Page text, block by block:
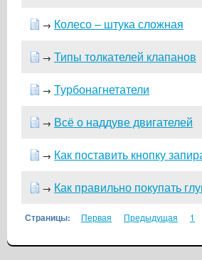
→ Колесо – штука сложная
→ Типы толкателей клапанов
→ Турбонагнетатели
→ Всё о наддуве двигателей
→ Как поставить кнопку
→ Как правильно покупать
Страницы: Первая Предыдущая 1